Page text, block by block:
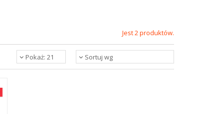
Jest 2 produktów.
Sortuj wg
Pokaż: 21